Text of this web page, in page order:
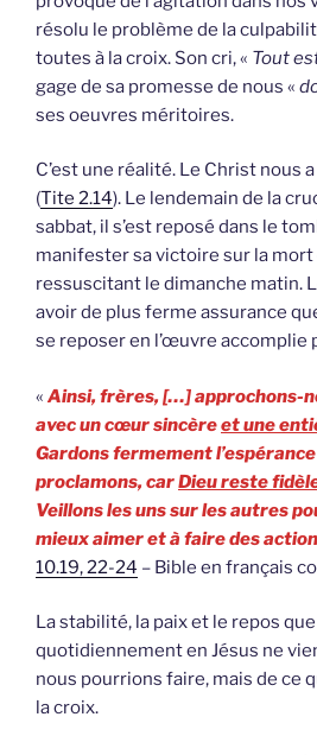
résolu le problème de la
toutes à la croix. Son cri, « Tout
gage de sa promesse de nous «
ses oeuvres méritoires.
C’est une réalité. Le Christ nous
(Tite 2.14). Le lendemain de la
sabbat, il s’est reposé dans le
manifester sa victoire sur la mort
ressuscitant le dimanche matin.
avoir de plus ferme assurance
se reposer en l’œuvre accomplie
« Ainsi, frères, […] approchons-
avec un cœur sincèreet une
Gardons fermement
proclamons, carDieu reste
Veillons les uns sur les autres
mieux aimer et à faire des
10.19, 22-24 – Bible en français
La stabilité, la paix et le repos
quotidiennement en Jésus ne
nous pourrions faire, mais de ce
la croix.